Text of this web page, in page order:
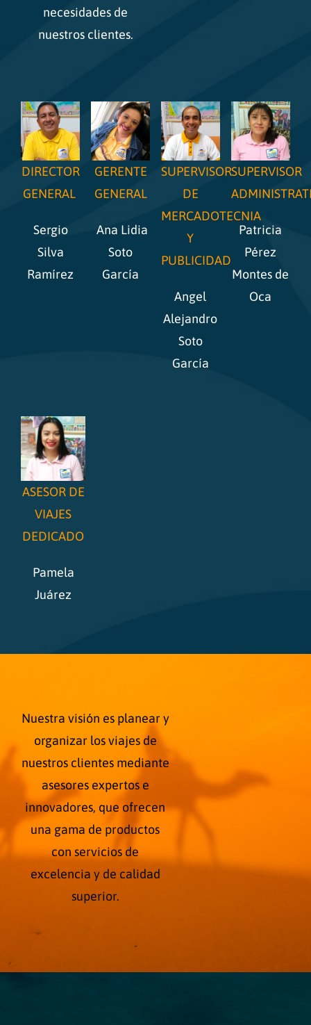
necesidades de
nuestros clientes.
DIRECTOR
GENERAL
Sergio
Silva
Ramírez
GERENTE
GENERAL
Ana Lidia
Soto
García
SUPERVISOR
DE
MERCADOTECNIA
Y
PUBLICIDAD
Angel
Alejandro
Soto
García
SUPERVISOR
Patricia
Pérez
Montes de
Oca
ASESOR DE
VIAJES
DEDICADO
Pamela
Juárez
Nuestra visión es planear y
organizar los viajes de
nuestros clientes mediante
asesores expertos e
innovadores, que ofrecen
una gama de productos
con servicios de
excelencia y de calidad
superior.